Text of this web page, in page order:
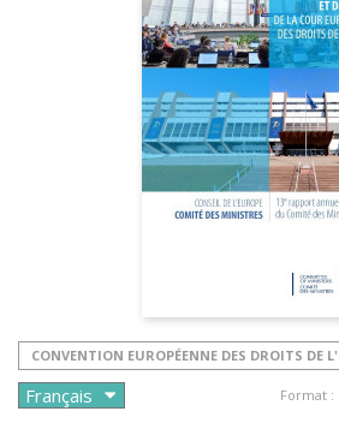
CONVENTION EUROPÉENNE DES DROITS DE
Format :